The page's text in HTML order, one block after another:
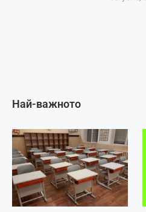
Най-важното